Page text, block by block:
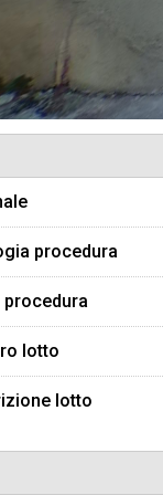
procedura
procedura
lotto
lotto